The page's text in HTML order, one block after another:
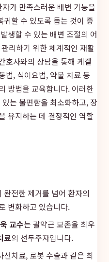
가 만족스러운 배변 기능을
할 수 있도록 돕는 것이 중
생할 수 있는 배변 조절의 어
리하기 위한 체계적인 재활
호사와의 상담을 통해 케겔
법, 식이요법, 약물 치료 등
방법을 교육합니다. 이러한
는 불편함을 최소화하고, 장
유지하는 데 결정적인 역할
전한 제거를 넘어 환자의
변화하고 있습니다.
교수는 괄약근 보존을 최우
료의 선두주자입니다.
치료, 로봇 수술과 같은 최